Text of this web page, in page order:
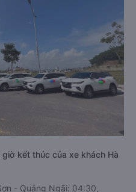
kết thúc của xe khách Hà
- Quảng Ngãi: 04:30,